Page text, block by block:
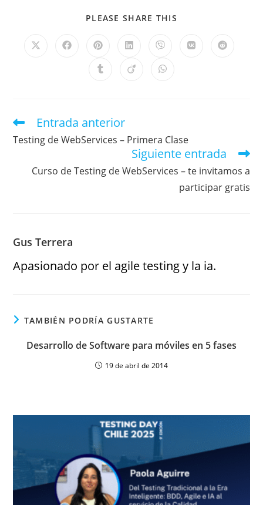
PLEASE SHARE THIS
Entrada anterior
Testing de WebServices – Primera Clase
Siguiente entrada
Curso de Testing de WebServices – te invitamos a
participar gratis
Gus Terrera
Apasionado por el agile testing y la ia.
TAMBIÉN PODRÍA GUSTARTE
Desarrollo de Software para móviles en 5 fases
19 de abril de 2014